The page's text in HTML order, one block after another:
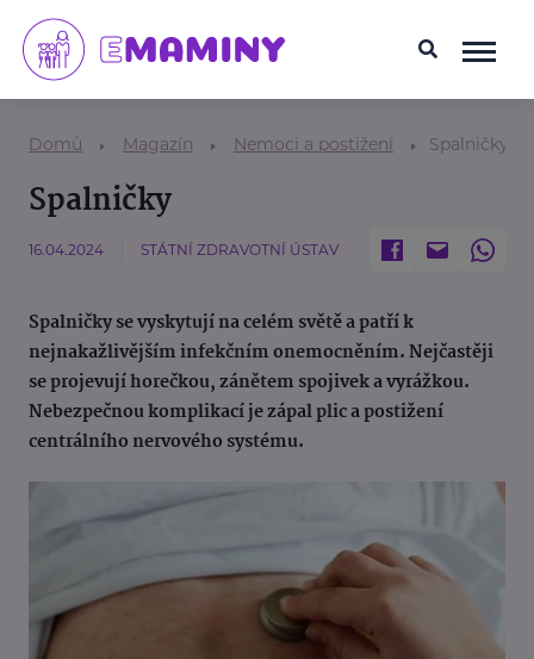
Domů Magazín Nemoci a postižení Spalničky
Spalničky
16.04.2024 STÁTNÍ ZDRAVOTNÍ ÚSTAV
Spalničky se vyskytují na celém světě a patří k
nejnakažlivějším infekčním onemocněním. Nejčastěji
se projevují horečkou, zánětem spojivek a vyrážkou.
Nebezpečnou komplikací je zápal plic a postižení
centrálního nervového systému.